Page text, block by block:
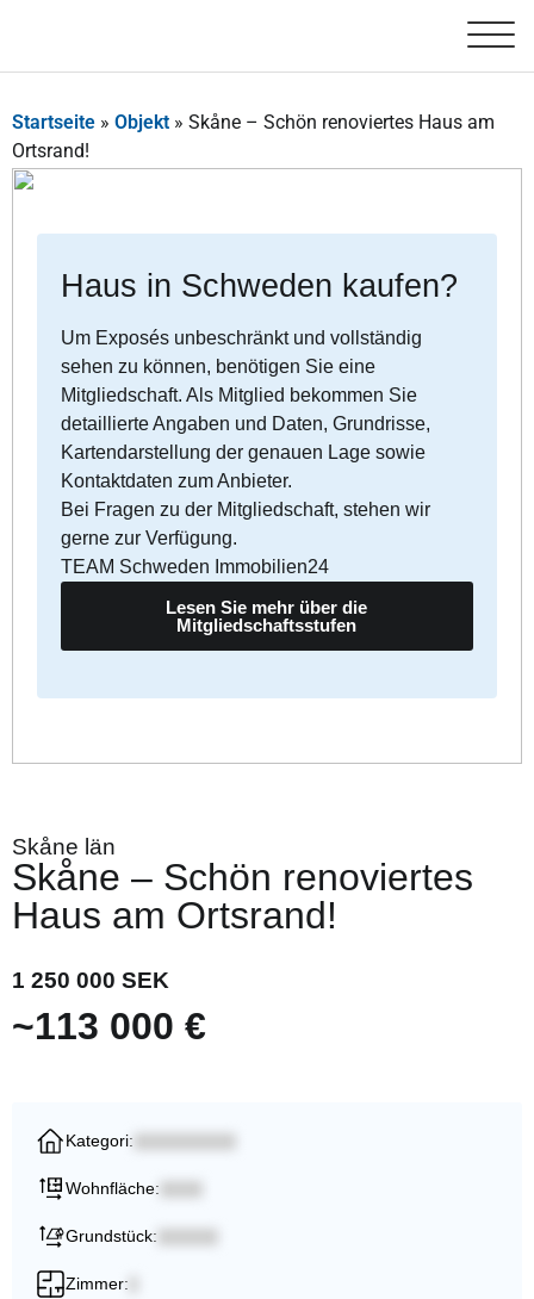
Startseite » Objekt » Skåne – Schön renoviertes Haus am
Ortsrand!
Haus in Schweden kaufen?
Um Exposés unbeschränkt und vollständig
sehen zu können, benötigen Sie eine
Mitgliedschaft. Als Mitglied bekommen Sie
detaillierte Angaben und Daten, Grundrisse,
Kartendarstellung der genauen Lage sowie
Kontaktdaten zum Anbieter.
Bei Fragen zu der Mitgliedschaft, stehen wir
gerne zur Verfügung.
TEAM Schweden Immobilien24
Lesen Sie mehr über die
Mitgliedschaftsstufen
Skåne län
Skåne – Schön renoviertes
Haus am Ortsrand!
1 250 000 SEK
~113 000 €
Kategori:
Wohnfläche:
Grundstück:
Zimmer: